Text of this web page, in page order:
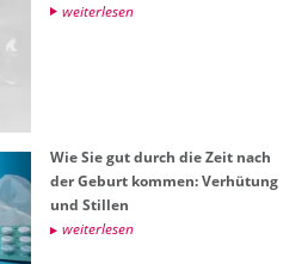
wei­ter­le­sen
Wie Sie gut durch die Zeit nach
der Ge­burt kom­men: Ver­hü­tung
und Stil­len
wei­ter­le­sen